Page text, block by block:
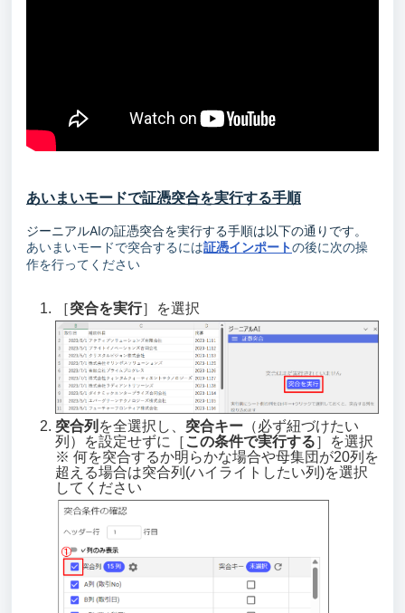
あいまいモードで証憑突合を実行する手順
ジーニアルAIの証憑突合を実行する手順は以下の通りです。
あいまいモードで突合するには証憑インポートの後に次の操
作を行ってください
［突合を実行］を選択
突合列 を全選択し、 突合キー （必ず紐づけたい
列）を設定せずに［ この条件で実行する］を選択
※ 何を突合するか明らかな場合や母集団が20列を
超える場合は突合列(ハイライトしたい列)を選択
してください